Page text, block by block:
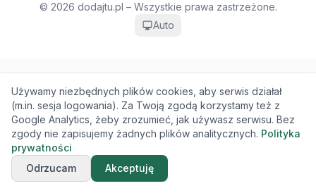
© 2026 dodajtu.pl – Wszystkie prawa zastrzeżone.
Auto
Używamy niezbędnych plików cookies, aby serwis działał
(m.in. sesja logowania). Za Twoją zgodą korzystamy też z
Google Analytics, żeby zrozumieć, jak używasz serwisu. Bez
zgody nie zapisujemy żadnych plików analitycznych. Polityka
prywatności
Odrzucam
Akceptuję